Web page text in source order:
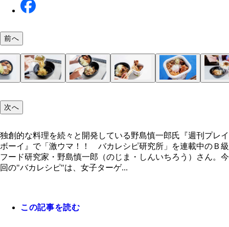
独創的な料理を続々と開発している野島慎一郎氏
前へ
次へ
独創的な料理を続々と開発している野島慎一郎氏『週刊プレイ
ボーイ』で「激ウマ！！ バカレシピ研究所」を連載中のＢ級
フード研究家・野島慎一郎（のじま・しんいちろう）さん。今
回の"バカレシピ"は、女子ターゲ...
この記事を読む